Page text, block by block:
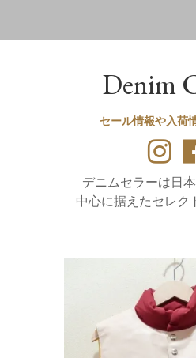
Denim
セール情報や入荷
デニムセラーは日
中心に据えたセレク